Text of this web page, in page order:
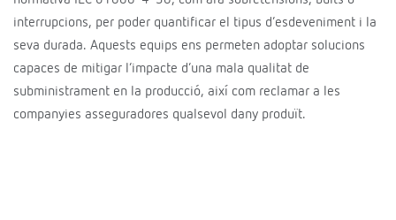
interrupcions, per poder quantificar el tipus d’esdeveniment i la
seva durada. Aquests equips ens permeten adoptar solucions
capaces de mitigar l’impacte d’una mala qualitat de
subministrament en la producció, així com reclamar a les
companyies asseguradores qualsevol dany produït.